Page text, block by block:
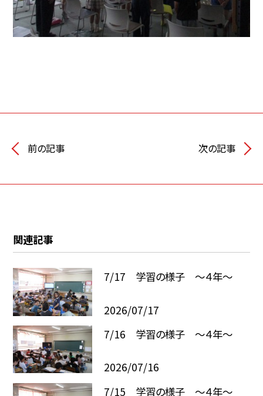
前の記事 次の記事
関連記事
7/17 学習の様子 ～４年～
2026/07/17
7/16 学習の様子 ～４年～
2026/07/16
7/15 学習の様子 ～４年～